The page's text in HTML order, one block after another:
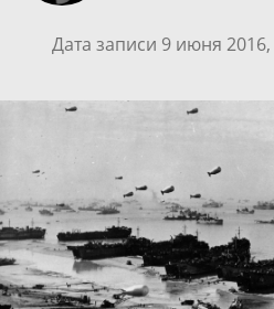
Дата записи 9 июня